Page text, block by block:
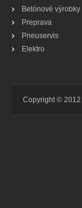
Betónové výrobky
Preprava
Pneuservis
Elektro
Copyright © 2012